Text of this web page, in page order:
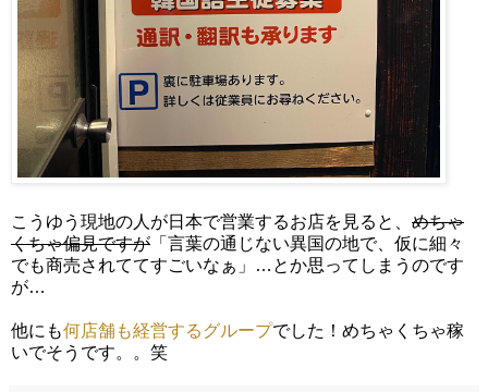
こうゆう現地の人が日本で営業するお店を見ると、 めちゃ
くちゃ偏見ですが 「言葉の通じない異国の地で、仮に細々
でも商売されててすごいなぁ」…とか思ってしまうのです
が…
他にも何店舗も経営するグループでした！めちゃくちゃ稼
いでそうです。。笑